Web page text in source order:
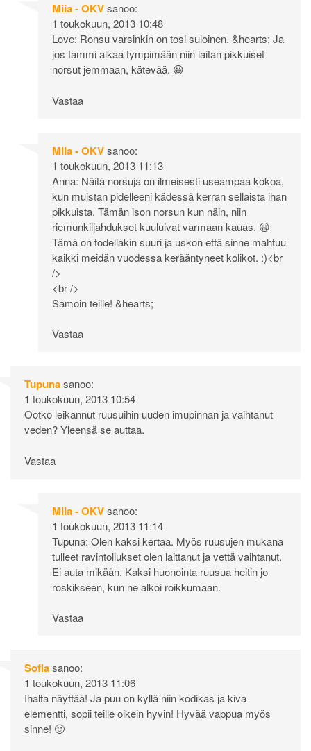
Miia - OKVsanoo:
1 toukokuun, 2013 10:48
Love: Ronsu varsinkin on tosi suloinen. &hearts; Ja
jos tammi alkaa tympimään niin laitan pikkuiset
norsut jemmaan, kätevää. 😀
Vastaa
Miia - OKVsanoo:
1 toukokuun, 2013 11:13
Anna: Näitä norsuja on ilmeisesti useampaa kokoa,
kun muistan pidelleeni kädessä kerran sellaista ihan
pikkuista. Tämän ison norsun kun näin, niin
riemunkiljahdukset kuuluivat varmaan kauas. 😀
Tämä on todellakin suuri ja uskon että sinne mahtuu
kaikki meidän vuodessa kerääntyneet kolikot. :)<br
/>
<br />
Samoin teille! &hearts;
Vastaa
Tupunasanoo:
1 toukokuun, 2013 10:54
Ootko leikannut ruusuihin uuden imupinnan ja vaihtanut
veden? Yleensä se auttaa.
Vastaa
Miia - OKVsanoo:
1 toukokuun, 2013 11:14
Tupuna: Olen kaksi kertaa. Myös ruusujen mukana
tulleet ravintoliukset olen laittanut ja vettä vaihtanut.
Ei auta mikään. Kaksi huonointa ruusua heitin jo
roskikseen, kun ne alkoi roikkumaan.
Vastaa
Sofiasanoo:
1 toukokuun, 2013 11:06
Ihalta näyttää! Ja puu on kyllä niin kodikas ja kiva
elementti, sopii teille oikein hyvin! Hyvää vappua myös
sinne! 🙂